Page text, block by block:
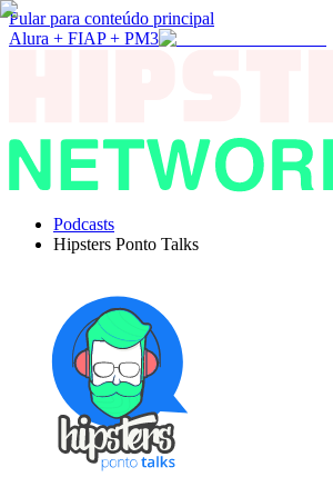
Pular para conteúdo principal
Alura + FIAP + PM3
Podcasts
Hipsters Ponto Talks